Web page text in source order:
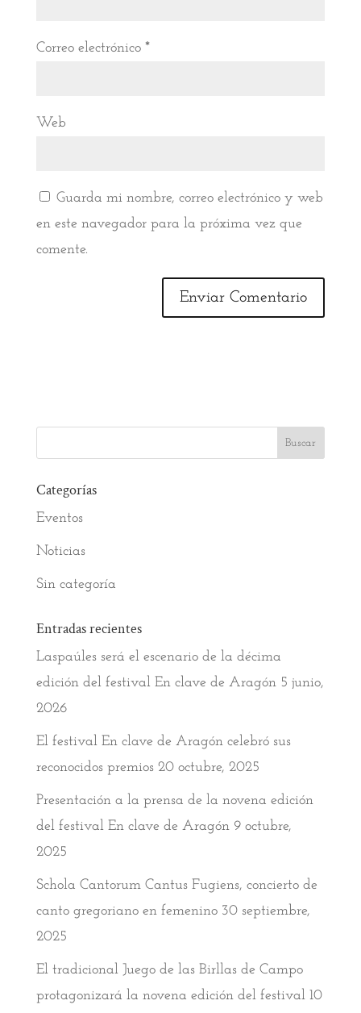
Correo electrónico *
Web
Guarda mi nombre, correo electrónico y web
en este navegador para la próxima vez que
comente.
Categorías
Eventos
Noticias
Sin categoría
Entradas recientes
Laspaúles será el escenario de la décima
edición del festival En clave de Aragón 5 junio,
2026
El festival En clave de Aragón celebró sus
reconocidos premios 20 octubre, 2025
Presentación a la prensa de la novena edición
del festival En clave de Aragón 9 octubre,
2025
Schola Cantorum Cantus Fugiens, concierto de
canto gregoriano en femenino 30 septiembre,
2025
El tradicional Juego de las Birllas de Campo
protagonizará la novena edición del festival 10